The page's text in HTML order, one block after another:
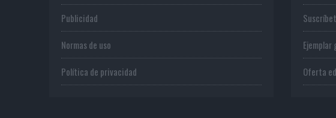
Publicidad
Normas de uso
Política de privacidad Oferta